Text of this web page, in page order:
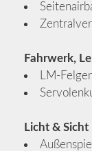
Fahrwerk,
LM-
Licht & Sicht